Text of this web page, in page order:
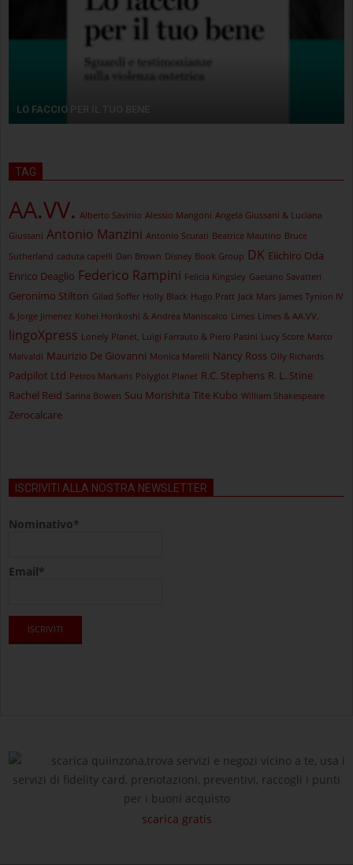
LO FACCIO PER IL TUO BENE
TAG
AA.VV. Alberto Savinio Alessio Mangoni Angela Giussani & Luciana
Giussani Antonio Manzini Antonio Scurati Beatrice Mautino Bruce
Sutherland caduta capelli Dan Brown Disney Book Group DK Eiichiro Oda
Enrico Deaglio Federico Rampini Felicia Kingsley Gaetano Savatteri
Geronimo Stilton Gilad Soffer Holly Black Hugo Pratt Jack Mars James Tynion IV
& Jorge Jimenez Kohei Horikoshi & Andrea Maniscalco Limes Limes & AA.VV.
lingoXpress Lonely Planet, Luigi Farrauto & Piero Pasini Lucy Score Marco
Malvaldi Maurizio De Giovanni Monica Marelli Nancy Ross Olly Richards
Padpilot Ltd Petros Markaris Polyglot Planet R.C. Stephens R. L. Stine
Rachel Reid Sarina Bowen Suu Morishita Tite Kubo William Shakespeare
Zerocalcare
ISCRIVITI ALLA NOSTRA NEWSLETTER
Nominativo*
Email*
scarica quiinzona,trova servizi e negozi vicino a te, usa i
servizi di fidelity card, prenotazioni, preventivi, raccogli i punti
per i buoni acquisto
scarica gratis